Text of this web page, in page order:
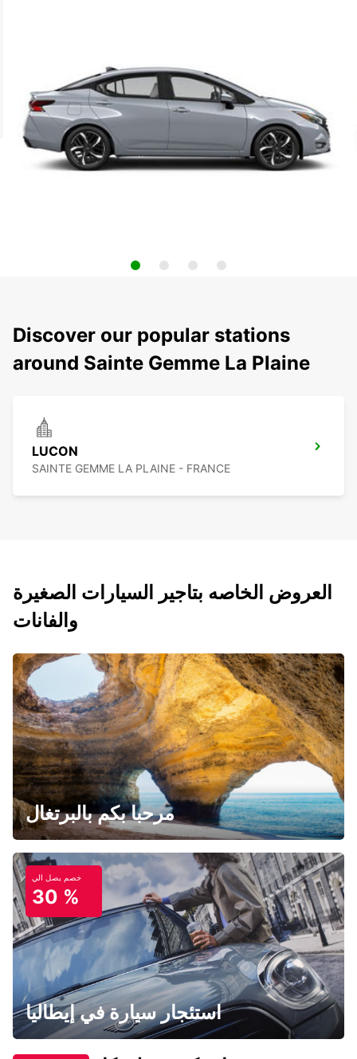
Discover our popular stations
around Sainte Gemme La Plaine
LUCON
SAINTE GEMME LA PLAINE - FRANCE
العروض الخاصه بتاجير السيارات الصغيرة
والفانات
مرحبا بكم بالبرتغال
خصم يصل الي
30 %
استئجار سيارة في إيطاليا